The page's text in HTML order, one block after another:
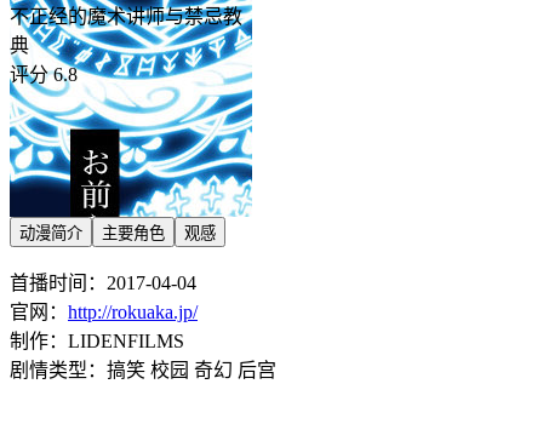
不正经的魔术讲师与禁忌教
典
评分 6.8
动漫简介 主要角色 观感
首播时间：2017-04-04
官网： http://rokuaka.jp/
制作：LIDENFILMS
剧情类型：搞笑 校园 奇幻 后宫